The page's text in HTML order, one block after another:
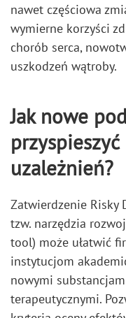
nawet częściowa
wymierne korzyści
chorób serca,
uszkodzeń wątroby.
Jak nowe
uzależnień?
Zatwierdzenie Risky
tzw. narzędzia
tool) może ułatwić
instytucjom
nowymi
terapeutycznymi.